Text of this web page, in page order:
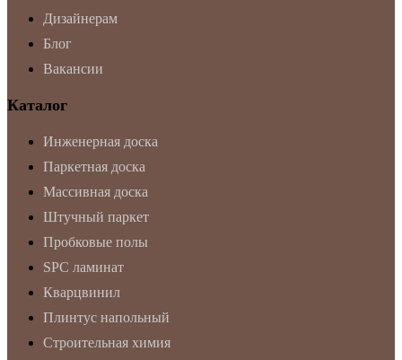
Дизайнерам
Блог
Вакансии
Каталог
Инженерная доска
Паркетная доска
Массивная доска
Штучный паркет
Пробковые полы
SPC ламинат
Кварцвинил
Плинтус напольный
Строительная химия